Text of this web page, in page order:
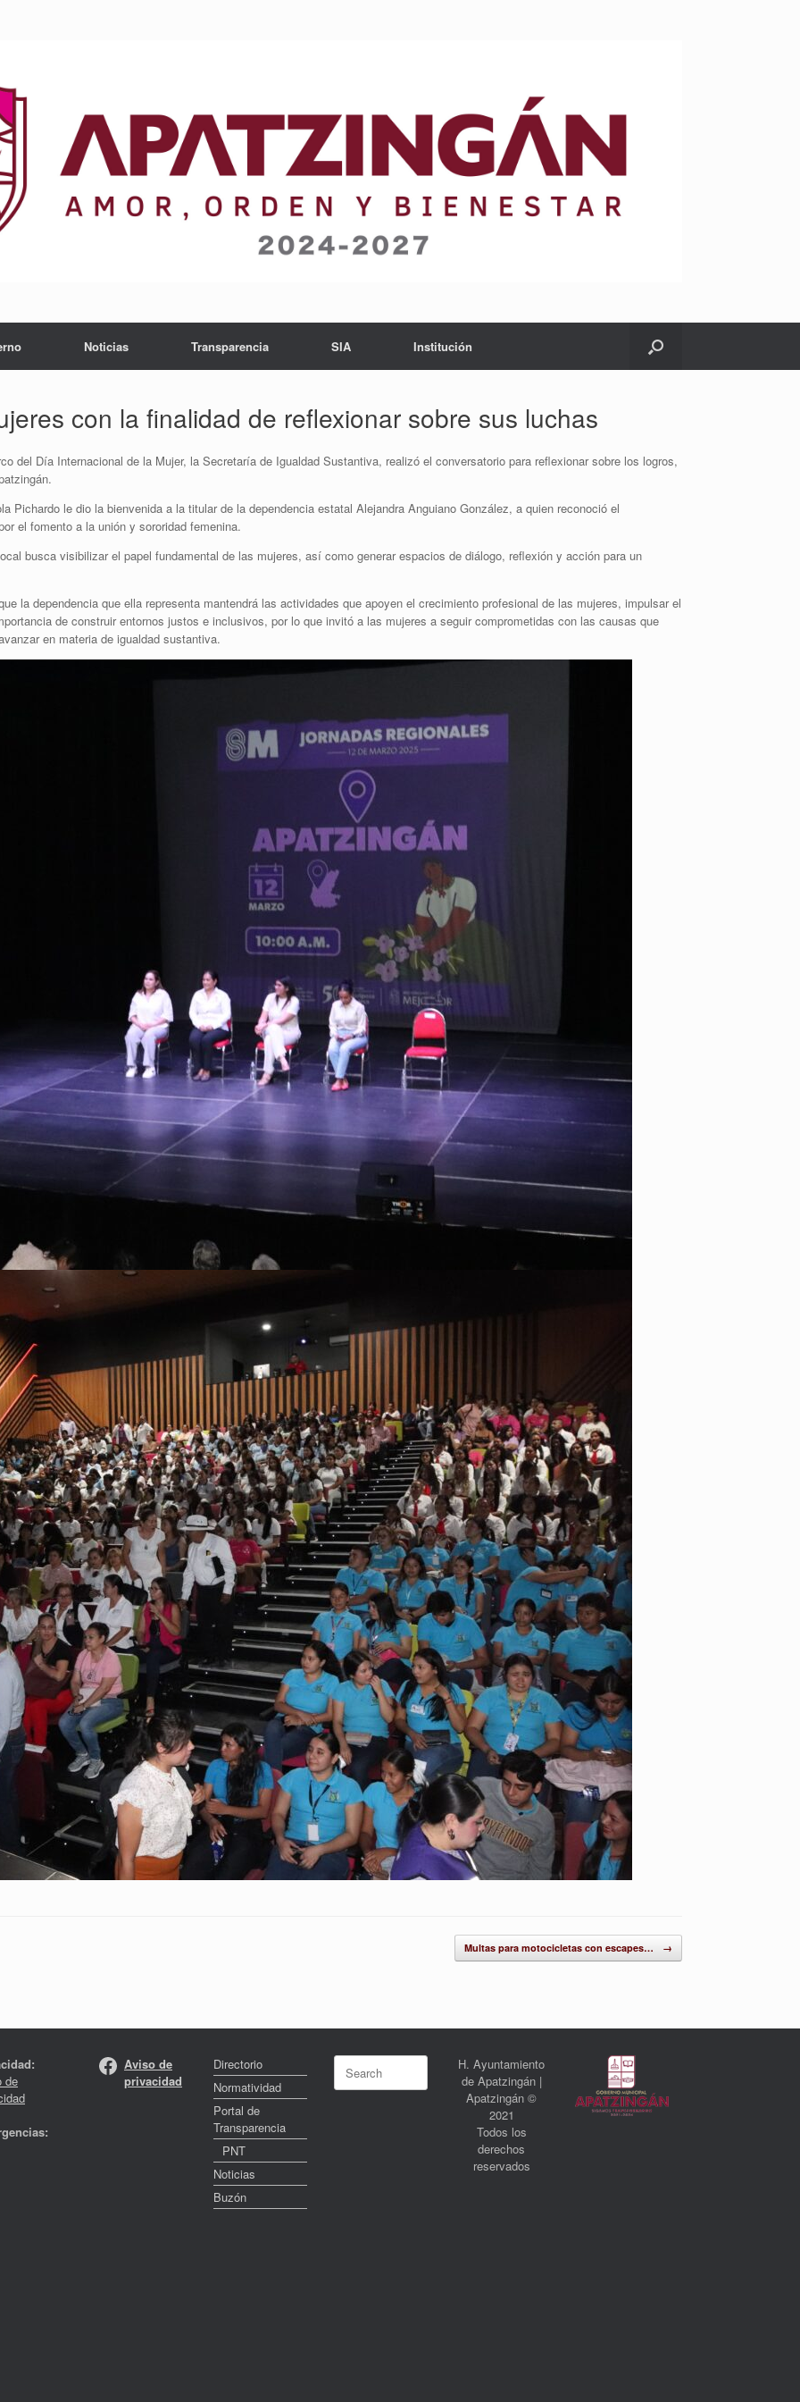
Noticias Transparencia SIA Institución
con la finalidad de reflexionar sobre sus luchas
del Día Internacional de la Mujer, la Secretaría de Igualdad Sustantiva, realizó el conversatorio para reflexionar sobre los logros,
Pichardo le dio la bienvenida a la titular de la dependencia estatal Alejandra Anguiano González, a quien reconoció el
el fomento a la unión y sororidad femenina.
busca visibilizar el papel fundamental de las mujeres, así como generar espacios de diálogo, reflexión y acción para un
la dependencia que ella representa mantendrá las actividades que apoyen el crecimiento profesional de las mujeres, impulsar el
de construir entornos justos e inclusivos, por lo que invitó a las mujeres a seguir comprometidas con las causas que
en materia de igualdad sustantiva.
Multas para motocicletas con escapes… →
de
Facebook
Aviso de
privacidad
Directorio
Normatividad
Portal de
Transparencia
PNT
Noticias
Buzón
Search
for:
H. Ayuntamiento
de Apatzingán |
Apatzingán ©
2021
Todos los
derechos
reservados